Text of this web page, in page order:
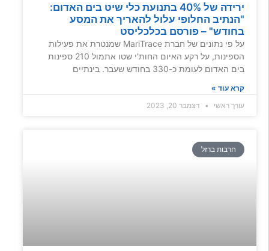
ירידה של 40% בתנועת כלי שיט בים האדום:
"הנתיב החלופי עלול להאריך את המסע
בחודש" – פורסם בכלכליסט
על פי נתונים של חברת MariTrace שמנטרת את פעילות
הספינות, על רקע האיום החות'י שטו אתמול 210 ספינות
בים האדום לעומת כ-330 בחודש שעבר. בינתיים
קרא עוד »
עורך ראשי
דצמבר 20, 2023
חרבות ברזל